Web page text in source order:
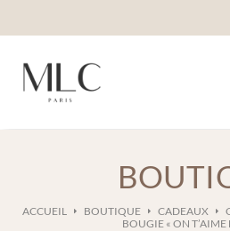
ACCUEIL BOUTIQUE CADEAUX
BOUGIE « ON